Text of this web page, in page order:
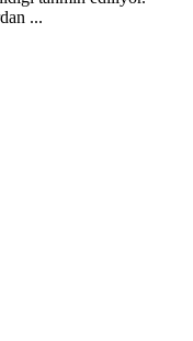
...